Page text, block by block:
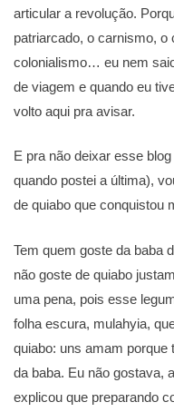
articular a revolução.
patriarcado, o carnismo,
colonialismo… eu nem
de viagem e quando eu
volto aqui pra avisar.
E pra não deixar esse
quando postei a última),
de quiabo que conquistou
Tem quem goste da baba
não goste de quiabo
uma pena, pois esse
folha escura, mulahyia,
quiabo: uns amam
da baba. Eu não gostava,
explicou que preparando